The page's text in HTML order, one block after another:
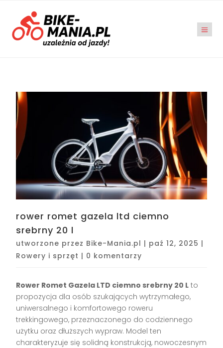
rower romet gazela ltd ciemno
srebrny 20 l
utworzone przez Bike-Mania.pl | paź 12, 2025 |
Rowery i sprzęt | 0 komentarzy
Rower Romet Gazela LTD ciemno srebrny 20 L to
propozycja dla osób szukających wytrzymałego,
uniwersalnego i komfortowego roweru
trekkingowego, przeznaczonego do codziennego
użytku oraz dłuższych wypraw. Model ten
charakteryzuje się solidną konstrukcją, nowoczesnym